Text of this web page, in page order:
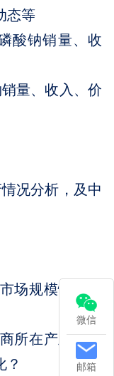
微信
邮箱
态等
酸钠销量、收
量、收入、价
况分析，及中
场规模情况如
所在产业链构
？